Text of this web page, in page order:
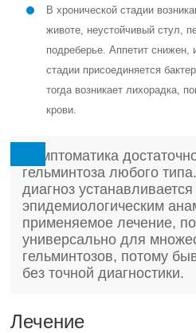
В хронической стадии
животе, неустойчивый стул,
подреберье. Аппетит снижен,
стадии присоединяется
тогда возникает лихорадка,
крови.
Симптоматика
гельминтоза любого
диагноз
эпидемиологическим
применяемое лечение,
универсально для
гельминтозов, потому
без точной диагностики.
Лечение